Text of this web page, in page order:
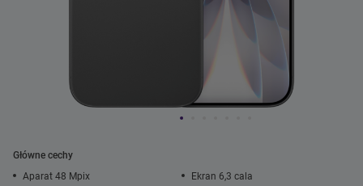
Główne cechy
Aparat 48 Mpix
Ekran 6,3 cala